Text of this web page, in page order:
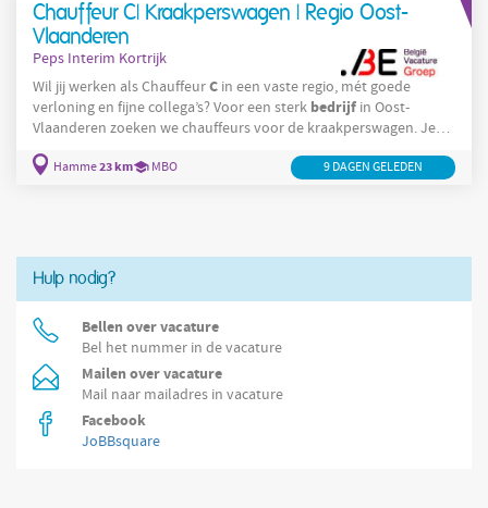
project als Project
Chauffeur C| Kraakperswagen | Regio Oost-
Vlaanderen
Peps Interim Kortrijk
Wil jij werken als ChauffeurC in een vaste regio, mét goede
verloning en fijne collega’s? Voor een sterk bedrijf in Oost-
Vlaanderen zoeken we chauffeurs voor de kraakperswagen. Je
werkt voor een stabiel en groeiend
Hamme, actief in milieudiensten en afvalverwerking Je haalt
Hamme23 km MBO 9 DAGEN GELEDEN
Hulp nodig?
Bellen over vacature
Bel het nummer in de vacature
Mailen over vacature
Mail naar mailadres in vacature
Facebook
JoBBsquare